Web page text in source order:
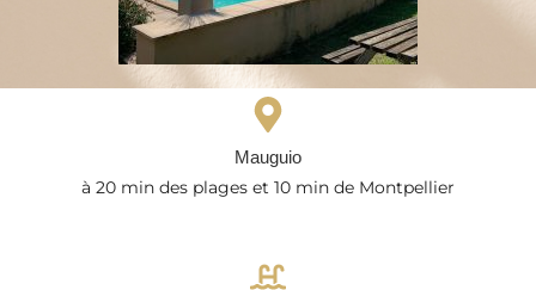
Mauguio
à 20 min des plages et 10 min de Montpellier